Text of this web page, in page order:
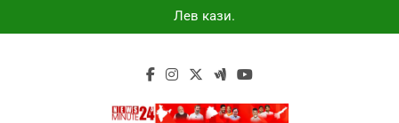
to
Лев казино
промокоды